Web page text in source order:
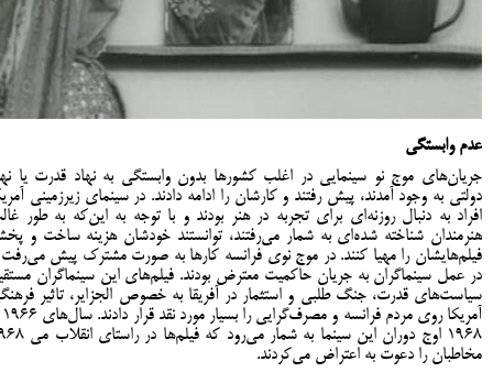
عدم وابستگی
جریان‌های موج نو سینمایی در اغلب کشورها بدون وابستگی به نهاد قدرت یا
دولتی به وجود آمدند، پیش رفتند و کارشان را ادامه دادند. در سینمای زیرزمینی
افراد به دنبال روزنه‌ای برای تجربه در هنر بودند و با توجه به این‌که به طور
هنرمندان شناخته شده‌ای به شمار می‌رفتند، توانستند خودشان هزینه ساخت و
فیلم‌هایشان را مهیا کنند. در موج نوی فرانسه کارها به صورت مشترک پیش
در عمل سینماگران به جریان حاکمیت معترض بودند. فیلم‌های این سینماگران
سیاست‌های قدرت، جنگ طلبی و استثمار در آفریقا به خصوص الجزایر، تاثیر
1968 اوج دوران این سینما به شمار می‌رود که
مخاطبان را دعوت به اعتراض می‌کردند.